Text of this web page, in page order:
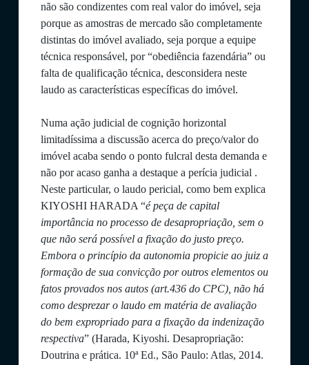
não são condizentes com real valor do imóvel, seja
porque as amostras de mercado são completamente
distintas do imóvel avaliado, seja porque a equipe
técnica responsável, por “obediência fazendária” ou
falta de qualificação técnica, desconsidera neste
laudo as características específicas do imóvel.
Numa ação judicial de cognição horizontal
limitadíssima a discussão acerca do preço/valor do
imóvel acaba sendo o ponto fulcral desta demanda e
não por acaso ganha a destaque a perícia judicial .
Neste particular, o laudo pericial, como bem explica
KIYOSHI HARADA “é peça de capital
importância no processo de desapropriação, sem o
que não será possível a fixação do justo preço.
Embora o princípio da autonomia propicie ao juiz a
formação de sua convicção por outros elementos ou
fatos provados nos autos (art.436 do CPC), não há
como desprezar o laudo em matéria de avaliação
do bem expropriado para a fixação da indenização
respectiva” (Harada, Kiyoshi. Desapropriação:
Doutrina e prática. 10ª Ed., São Paulo: Atlas, 2014.